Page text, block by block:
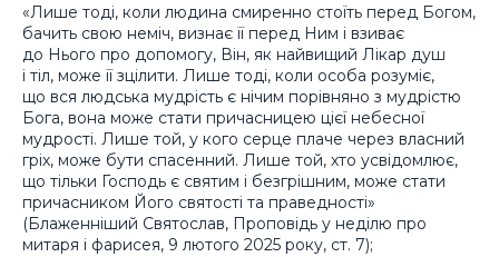
«Лише тоді, коли людина смиренно стоїть перед Богом,
бачить свою неміч, визнає її перед Ним і взиває
до Нього про допомогу, Він, як найвищий Лікар душ
і тіл, може її зцілити. Лише тоді, коли особа розуміє,
що вся людська мудрість є нічим порівняно з мудрістю
Бога, вона може стати причасницею цієї небесної
мудрості. Лише той, у кого серце плаче через власний
гріх, може бути спасенний. Лише той, хто усвідомлює,
що тільки Господь є святим і безгрішним, може стати
причасником Його святості та праведності»
(Блаженніший Святослав, Проповідь у неділю про
митаря і фарисея, 9 лютого 2025 року, ст. 7);